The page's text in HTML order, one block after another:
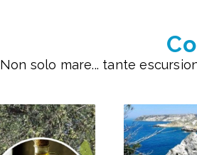
Non solo mare... tante